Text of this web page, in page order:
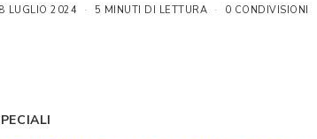
LUGLIO 2024 5 MINUTI DI LETTURA 0 CONDIVISIONI